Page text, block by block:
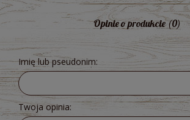
Opinie o produkcie (0)
Imię lub pseudonim:
Twoja opinia: